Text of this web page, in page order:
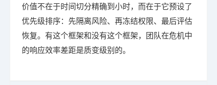
价值不在于时间切分精确到小时，而在于它预设了
优先级排序：先隔离风险、再冻结权限、最后评估
恢复。有这个框架和没有这个框架，团队在危机中
的响应效率差距是质变级别的。